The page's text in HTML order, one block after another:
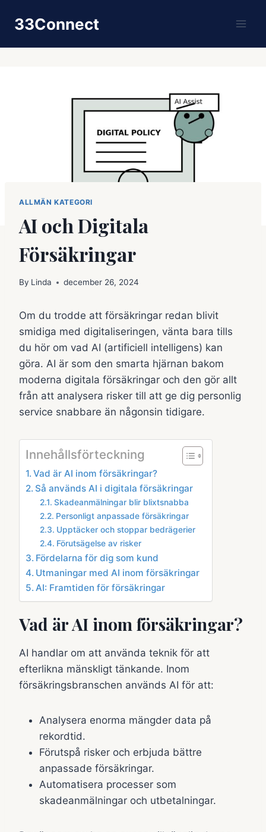
33Connect
ALLMÄN KATEGORI
AI och Digitala
Försäkringar
By Linda december 26, 2024
Om du trodde att försäkringar redan blivit
smidiga med digitaliseringen, vänta bara tills
du hör om vad AI (artificiell intelligens) kan
göra. AI är som den smarta hjärnan bakom
moderna digitala försäkringar och den gör allt
från att analysera risker till att ge dig personlig
service snabbare än någonsin tidigare.
Innehållsförteckning
Vad är AI inom försäkringar?
Så används AI i digitala försäkringar
Skadeanmälningar blir blixtsnabba
Personligt anpassade försäkringar
Upptäcker och stoppar bedrägerier
Förutsägelse av risker
Fördelarna för dig som kund
Utmaningar med AI inom försäkringar
AI: Framtiden för försäkringar
Vad är AI inom försäkringar?
AI handlar om att använda teknik för att
efterlikna mänskligt tänkande. Inom
försäkringsbranschen används AI för att:
Analysera enorma mängder data på
rekordtid.
Förutspå risker och erbjuda bättre
anpassade försäkringar.
Automatisera processer som
skadeanmälningar och utbetalningar.